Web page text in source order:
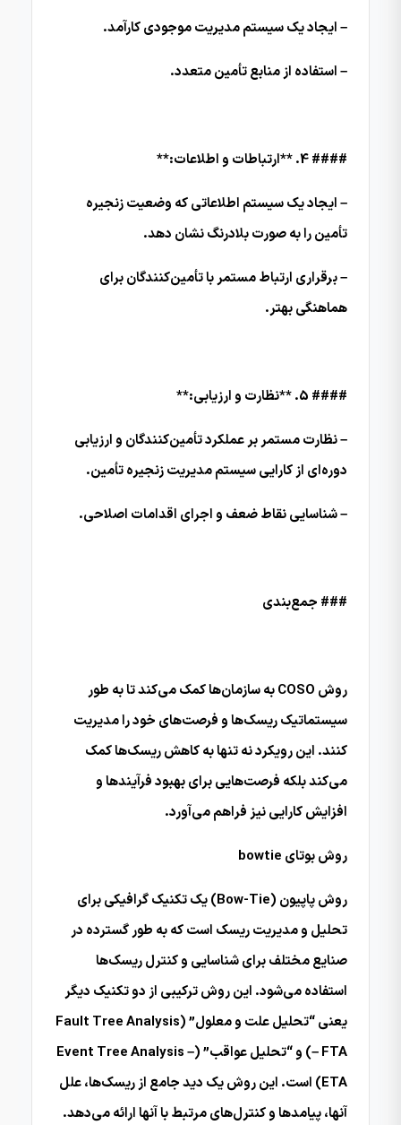
– ایجاد یک سیستم مدیریت موجودی کارآمد.
– استفاده از منابع تأمین متعدد.
#### 4. **ارتباطات و اطلاعات:**
– ایجاد یک سیستم اطلاعاتی که وضعیت زنجیره
تأمین را به صورت بلادرنگ نشان دهد.
– برقراری ارتباط مستمر با تأمین‌کنندگان برای
هماهنگی بهتر.
#### 5. **نظارت و ارزیابی:**
– نظارت مستمر بر عملکرد تأمین‌کنندگان و ارزیابی
دوره‌ای از کارایی سیستم مدیریت زنجیره تأمین.
– شناسایی نقاط ضعف و اجرای اقدامات اصلاحی.
### جمع‌بندی
روش COSO به سازمان‌ها کمک می‌کند تا به طور
سیستماتیک ریسک‌ها و فرصت‌های خود را مدیریت
کنند. این رویکرد نه تنها به کاهش ریسک‌ها کمک
می‌کند بلکه فرصت‌هایی برای بهبود فرآیندها و
افزایش کارایی نیز فراهم می‌آورد.
روش بوتای bowtie
روش پاپیون (Bow-Tie) یک تکنیک گرافیکی برای
تحلیل و مدیریت ریسک است که به طور گسترده در
صنایع مختلف برای شناسایی و کنترل ریسک‌ها
استفاده می‌شود. این روش ترکیبی از دو تکنیک دیگر
یعنی “تحلیل علت و معلول” (Fault Tree Analysis
– FTA) و “تحلیل عواقب” (Event Tree Analysis –
ETA) است. این روش یک دید جامع از ریسک‌ها، علل
آنها، پیامدها و کنترل‌های مرتبط با آنها ارائه می‌دهد.